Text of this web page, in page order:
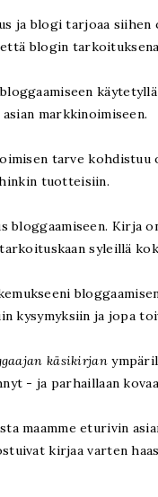
ja blogi tarjoaa siihen
blogin
markkinoimiseen.
tarve kohdistuu
tuotteisiin.
bloggaamiseen. Kirja
syleillä
kysymyksiin ja jopa
käsikirjan
- ja parhaillaan
maamme eturivin
kirjaa varten